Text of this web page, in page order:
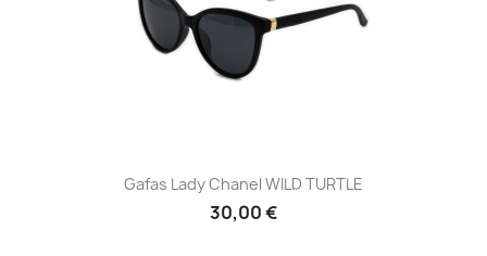
Gafas Lady Chanel WILD TURTLE
30,00 €